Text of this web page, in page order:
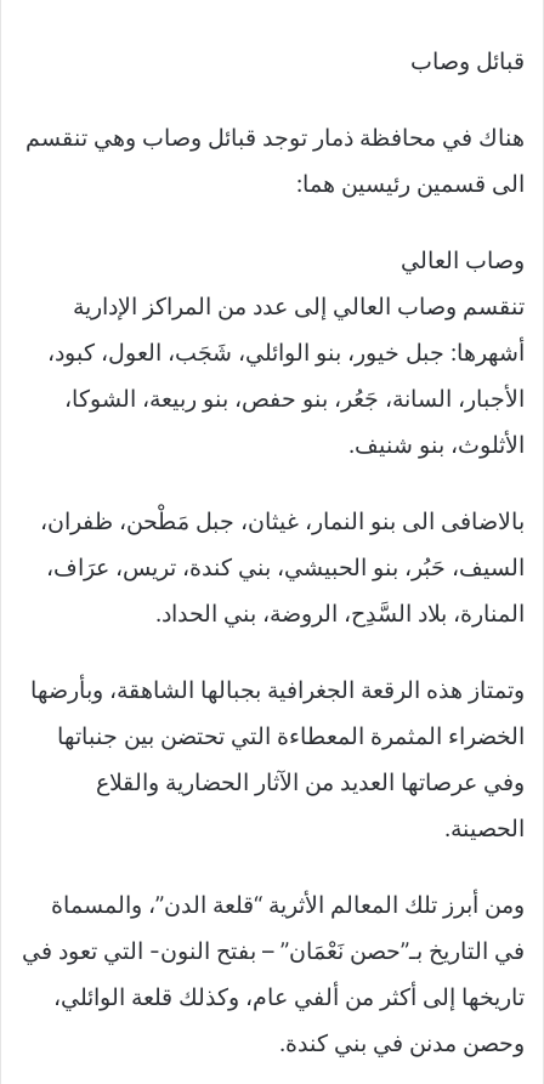
قبائل وصاب
هناك في محافظة ذمار توجد قبائل وصاب وهي تنقسم
الى قسمين رئيسين هما:
وصاب العالي
تنقسم وصاب العالي إلى عدد من المراكز الإدارية
أشهرها: جبل خيور، بنو الوائلي، شَجَب، العول، كبود،
الأجبار، السانة، جَعُر، بنو حفص، بنو ربيعة، الشوكا،
الأثلوث، بنو شنيف.
بالاضافى الى بنو النمار، غيثان، جبل مَطْحن، ظفران،
السيف، حَبُر، بنو الحبيشي، بني كندة، تريس، عرَاف،
المنارة، بلاد السَّدِح، الروضة، بني الحداد.
وتمتاز هذه الرقعة الجغرافية بجبالها الشاهقة، وبأرضها
الخضراء المثمرة المعطاءة التي تحتضن بين جنباتها
وفي عرصاتها العديد من الآثار الحضارية والقلاع
الحصينة.
ومن أبرز تلك المعالم الأثرية “قلعة الدن”، والمسماة
في التاريخ بـ”حصن نَعْمَان” – بفتح النون- التي تعود في
تاريخها إلى أكثر من ألفي عام، وكذلك قلعة الوائلي،
وحصن مدنن في بني كندة.